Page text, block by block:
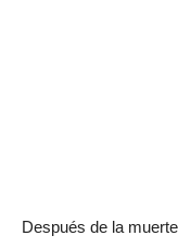
Después de la